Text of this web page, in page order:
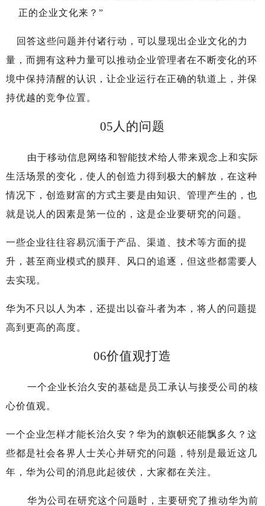
正的企业文化来？”
回答这些问题并付诸行动，可以显现出企业文化的力
量，而拥有这种力量可以推动企业管理者在不断变化的环
境中保持清醒的认识，让企业运行在正确的轨道上，并保
持优越的竞争位置。
05人的问题
由于移动信息网络和智能技术给人带来观念上和实际
生活场景的变化，使人的创造力得到极大的解放，在这种
情况下，创造财富的方式主要是由知识、管理产生的，也
就是说人的因素是第一位的，这是企业要研究的问题。
一些企业往往容易沉湎于产品、渠道、技术等方面的提
升，甚至商业模式的膜拜、风口的追逐，但这些都需要人
去实现。
华为不只以人为本，还提出以奋斗者为本，将人的问题提
高到更高的高度。
06价值观打造
一个企业长治久安的基础是员工承认与接受公司的核
心价值观。
一个企业怎样才能长治久安？华为的旗帜还能飘多久？这
些都是社会各界人士关心并研究的问题，特别是最近这几
年，华为公司的消息此起彼伏，大家都在关注。
华为公司在研究这个问题时，主要研究了推动华为前